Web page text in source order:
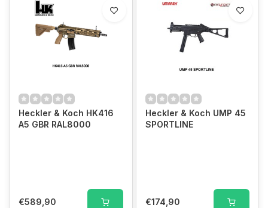
Heckler & Koch HK416
A5 GBR RAL8000
€589,90
Heckler & Koch UMP 45
SPORTLINE
€174,90